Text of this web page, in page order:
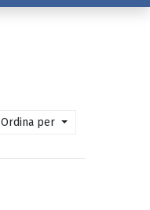
Ordina per